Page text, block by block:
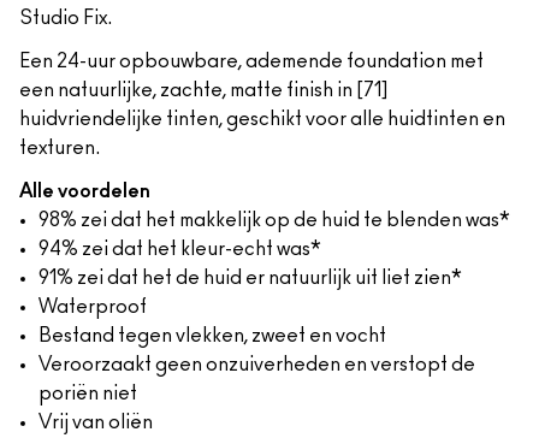
Studio Fix.
Een 24-uur opbouwbare, ademende foundation met
een natuurlijke, zachte, matte finish in [71]
huidvriendelijke tinten, geschikt voor alle huidtinten en
texturen.
Alle voordelen
98% zei dat het makkelijk op de huid te blenden was*
94% zei dat het kleur-echt was*
91% zei dat het de huid er natuurlijk uit liet zien*
Waterproof
Bestand tegen vlekken, zweet en vocht
Veroorzaakt geen onzuiverheden en verstopt de
poriën niet
Vrij van oliën